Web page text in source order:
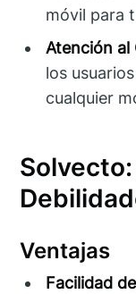
móvil para
Atención al
los
cualquier
Ventajas
Facilidad